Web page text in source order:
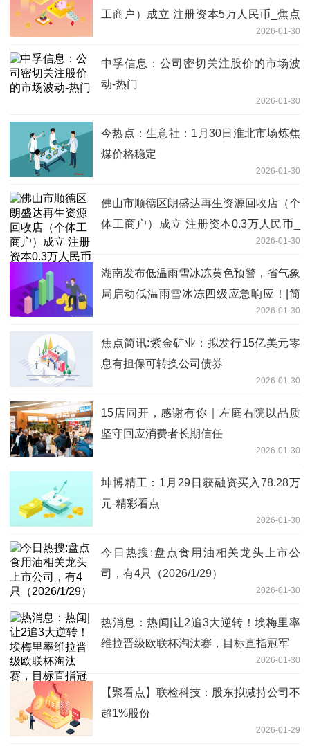
工商户）成立 注册资本5万人民币_焦点
2026-01-30
中孚信息：公司密切关注股价的市场波
动-热门
2026-01-30
今热点：生意社：1月30日淮北市场炼焦
煤价格稳定
2026-01-30
佛山市顺德区朗盛达再生资源回收店（个
体工商户）成立 注册资本0.3万人民币_
2026-01-30
湖南发布低温雨雪冰冻黄色预警，省气象
局启动低温雨雪冰冻四级应急响应！|简
2026-01-30
焦点简讯:紫金矿业：拟发行15亿美元零
息有担保可转换公司债券
2026-01-30
15店同开，感谢有你｜左庭右院以品质
坚守回应消费者长期信任
2026-01-30
坤博精工：1月29日获融资买入78.28万
元-精彩看点
2026-01-30
今日热搜:盘点食用油相关龙头上市公
司，有4只（2026/1/29）
2026-01-30
热消息：热闻|让2追3大逆转！埃梅里率
维拉晋级欧联杯淘汰赛，目标直指冠军
2026-01-30
【聚看点】联检科技：股东拟减持公司不
超1%股份
2026-01-29